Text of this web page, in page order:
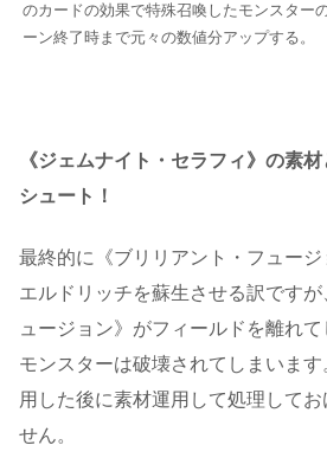
のカードの効果で特殊召喚したモンスター
ーン終了時まで元々の数値分アップする。
《ジェムナイト・セラフィ》の素
シュート！
最終的に《ブリリアント・フュー
エルドリッチを蘇生させる訳です
ュージョン》がフィールドを離れ
モンスターは破壊されてしまいま
用した後に素材運用して処理して
せん。